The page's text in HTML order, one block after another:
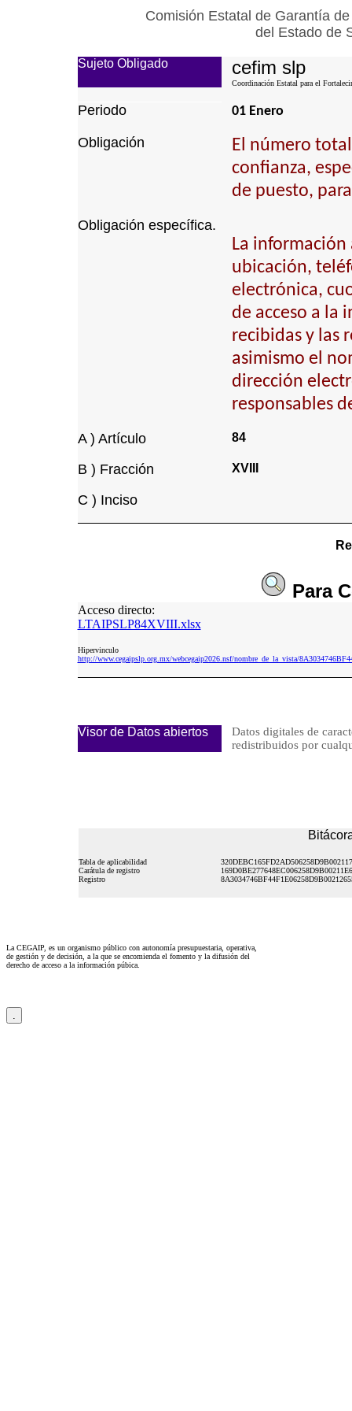
Comisión Estatal de Garantía
del Estado de
Sujeto Obligado cefim slp
Coordinación Estatal para el
Periodo 01 Enero
Obligación
El número
confianza,
de puesto,
Obligación específica.
La información
ubicación,
electrónica,
de acceso a la
recibidas y las
asimismo el
dirección
responsables
A ) Artículo 84
B ) Fracción XVIII
C ) Inciso
Para
Acceso directo:
LTAIPSLP84XVIII.xlsx
Hipervinculo
http://www.cegaipslp.org.mx/webcegaip2026.nsf/nombre_de_la_vista/
Visor de Datos abiertos
Datos digitales de
redistribuidos por
Tabla de aplicabilidad
Carátula de registro
Registro
La CEGAIP, es un organismo público con autonomía presupuestaria, operativa,
de gestión y de decisión, a la que se encomienda el fomento y la difusión del
derecho de acceso a la información púbica.